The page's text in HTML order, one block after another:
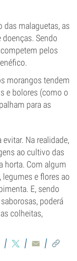
das malaguetas, as
Sendo
pelos
morangos tendem
e bolores (como o
para as
Na realidade,
ao cultivo das
horta. Com algum
e flores ao
E, sendo
poderá
colheitas,